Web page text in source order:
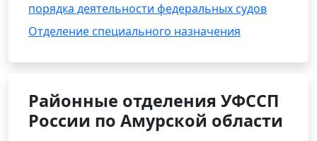
порядка деятельности федеральных судов
Отделение специального назначения
Районные отделения УФССП
России по Амурской области